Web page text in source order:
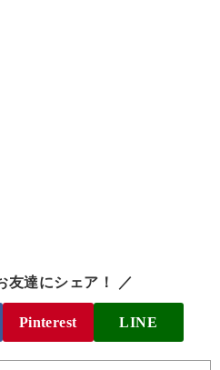
友達にシェア！ ／
Pinterest LINE